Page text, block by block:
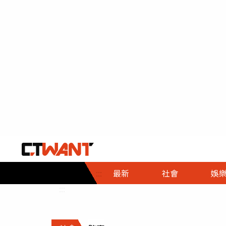
::: 最新 社會
社會首頁
時事
調查
娛樂
娛樂首頁
即時
財經首頁
熱線
政